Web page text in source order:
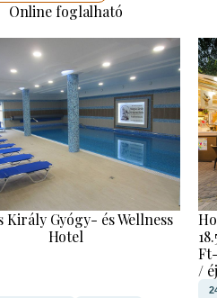
Online foglalható
Király Gyógy- és Wellness
Hotel
/